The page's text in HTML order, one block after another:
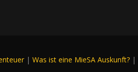
| Was ist eine MieSA Auskunft? |